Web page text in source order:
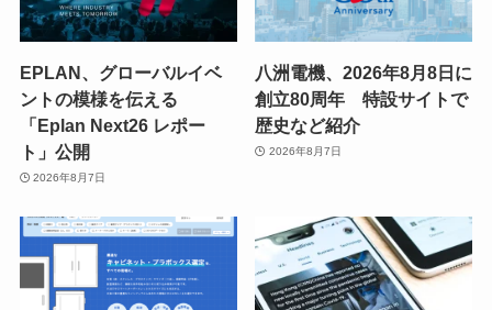
EPLAN、グローバルイベ
ントの模様を伝える
「Eplan Next26 レポー
ト」公開
2026年8月7日
八洲電機、2026年8月8日に
創立80周年 特設サイトで
歴史など紹介
2026年8月7日